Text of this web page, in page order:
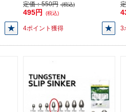
定価：550円 (税込)
495円 (税込)
4ポイント獲得 3